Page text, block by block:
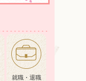
就職・退職